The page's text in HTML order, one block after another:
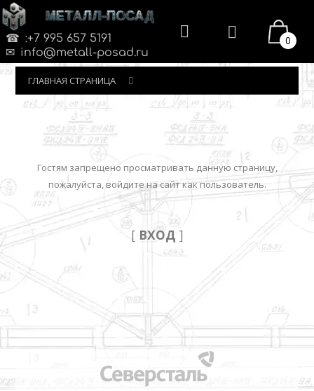
МЕТАЛЛ-ПОСАД
:+7 995 657 5191
info@metall-posad.ru
0
ГЛАВНАЯ СТРАНИЦА
Гостям запрещено просматривать данную страницу,
пожалуйста, войдите на сайт как пользователь.
[ ВХОД ]